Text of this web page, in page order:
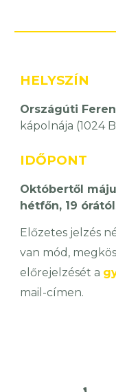
HELYSZÍN
Országúti
kápolnája (1024
IDŐPONT
Októbertől
hétfőn, 19 órától
Előzetes jelzés
van mód,
előrejelzését a
mail-címen.